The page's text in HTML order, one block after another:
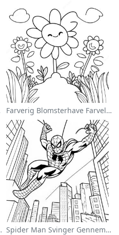
Farverig Blomsterhave Farvelægningsside
Spider Man Svinger Gennem Byen Farvelægningsside